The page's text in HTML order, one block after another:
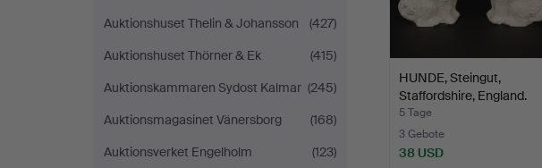
Auktionshuset Thelin & Johansson
(427)
Auktionshuset Thörner & Ek
(415)
Auktionskammaren Sydost Kalmar (245)
Auktionsmagasinet Vänersborg
(168)
Auktionsverket Engelholm
(123)
HUNDE, Steingut,
Staffordshire, England.
5 Tage
3 Gebote
38 USD